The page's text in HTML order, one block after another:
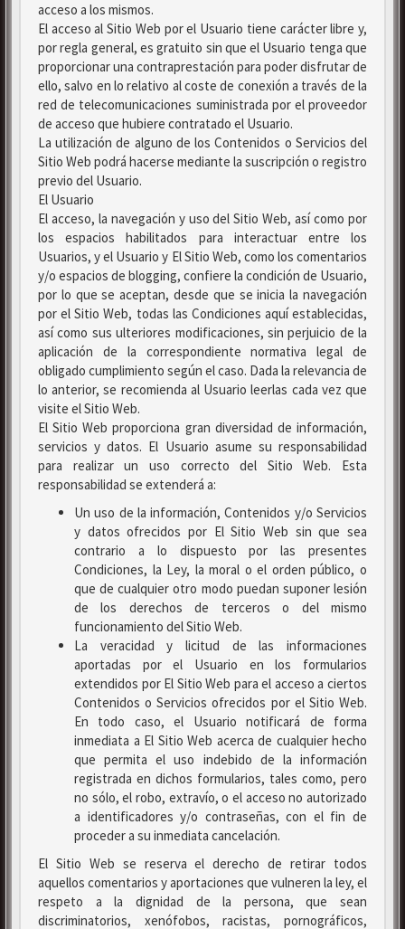
acceso a los mismos.
El acceso al Sitio Web por el Usuario tiene carácter libre y,
por regla general, es gratuito sin que el Usuario tenga que
proporcionar una contraprestación para poder disfrutar de
ello, salvo en lo relativo al coste de conexión a través de la
red de telecomunicaciones suministrada por el proveedor
de acceso que hubiere contratado el Usuario.
La utilización de alguno de los Contenidos o Servicios del
Sitio Web podrá hacerse mediante la suscripción o registro
previo del Usuario.
El Usuario
El acceso, la navegación y uso del Sitio Web, así como por
los espacios habilitados para interactuar entre los
Usuarios, y el Usuario y El Sitio Web, como los comentarios
y/o espacios de blogging, confiere la condición de Usuario,
por lo que se aceptan, desde que se inicia la navegación
por el Sitio Web, todas las Condiciones aquí establecidas,
así como sus ulteriores modificaciones, sin perjuicio de la
aplicación de la correspondiente normativa legal de
obligado cumplimiento según el caso. Dada la relevancia de
lo anterior, se recomienda al Usuario leerlas cada vez que
visite el Sitio Web.
El Sitio Web proporciona gran diversidad de información,
servicios y datos. El Usuario asume su responsabilidad
para realizar un uso correcto del Sitio Web. Esta
responsabilidad se extenderá a:
Un uso de la información, Contenidos y/o Servicios
y datos ofrecidos por El Sitio Web sin que sea
contrario a lo dispuesto por las presentes
Condiciones, la Ley, la moral o el orden público, o
que de cualquier otro modo puedan suponer lesión
de los derechos de terceros o del mismo
funcionamiento del Sitio Web.
La veracidad y licitud de las informaciones
aportadas por el Usuario en los formularios
extendidos por El Sitio Web para el acceso a ciertos
Contenidos o Servicios ofrecidos por el Sitio Web.
En todo caso, el Usuario notificará de forma
inmediata a El Sitio Web acerca de cualquier hecho
que permita el uso indebido de la información
registrada en dichos formularios, tales como, pero
no sólo, el robo, extravío, o el acceso no autorizado
a identificadores y/o contraseñas, con el fin de
proceder a su inmediata cancelación.
El Sitio Web se reserva el derecho de retirar todos
aquellos comentarios y aportaciones que vulneren la ley, el
respeto a la dignidad de la persona, que sean
discriminatorios, xenófobos, racistas, pornográficos,